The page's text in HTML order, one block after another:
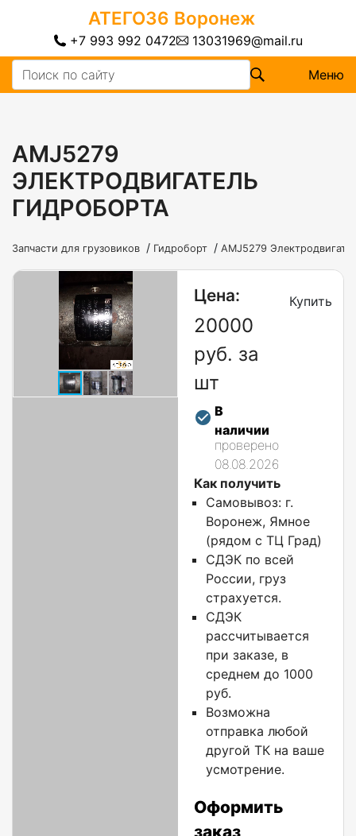
АТЕГО36 Воронеж
+7 993 992 0472 13031969@mail.ru
Меню
AMJ5279
ЭЛЕКТРОДВИГАТЕЛЬ
ГИДРОБОРТА
Запчасти для грузовиков / Гидроборт / AMJ5279
Цена:
20000
руб. за
шт
В
наличии
проверено
08.08.2026
Купить
Как получить
Самовывоз: г.
Воронеж, Ямное
(рядом с ТЦ Град)
СДЭК по всей
России, груз
страхуется.
СДЭК
рассчитывается
при заказе, в
среднем до 1000
руб.
Возможна
отправка любой
другой ТК на ваше
усмотрение.
Оформить
заказ